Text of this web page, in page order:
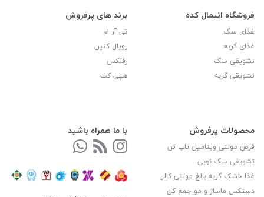
فروشگاه انیمال کده
غذای سگ
غذای گربه
تشویقی سگ
تشویقی گربه
برند های پرفروش
تی آر ام
رویال کنین
رفلکس
هپی کت
محصولات پرفروش
قرص مولتی ویتامین تاپ تن
تشویقی سگ نوبی
غذا خشک گربه بالغ مولتی کالر
دستکس ماساژ و مو جمع کن
با ما همراه باشید